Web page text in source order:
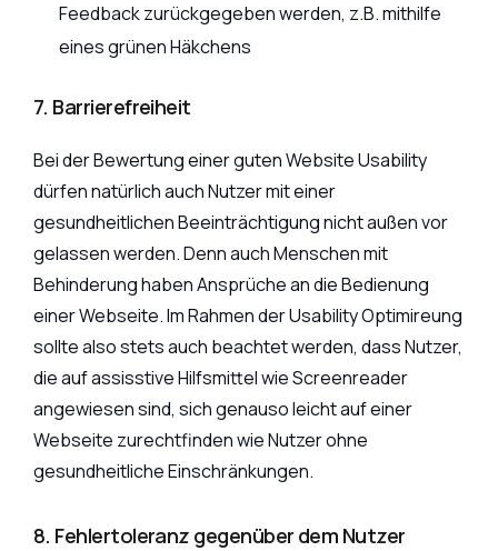
Feedback zurückgegeben werden, z.B. mithilfe
eines grünen Häkchens
7. Barrierefreiheit
Bei der Bewertung einer guten Website Usability
dürfen natürlich auch Nutzer mit einer
gesundheitlichen Beeinträchtigung nicht außen vor
gelassen werden. Denn auch Menschen mit
Behinderung haben Ansprüche an die Bedienung
einer Webseite. Im Rahmen der Usability Optimireung
sollte also stets auch beachtet werden, dass Nutzer,
die auf assisstive Hilfsmittel wie Screenreader
angewiesen sind, sich genauso leicht auf einer
Webseite zurechtfinden wie Nutzer ohne
gesundheitliche Einschränkungen.
8. Fehlertoleranz gegenüber dem Nutzer